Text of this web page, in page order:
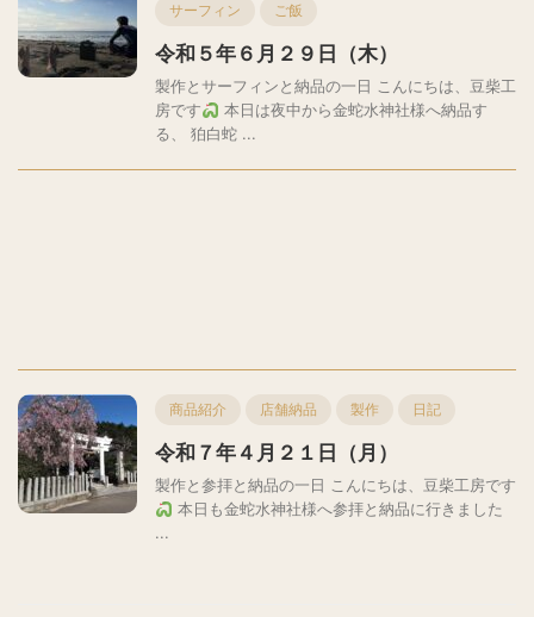
サーフィン ご飯
令和５年６月２９日（木）
製作とサーフィンと納品の一日 こんにちは、豆柴工
房です
本日は夜中から金蛇水神社様へ納品す
る、 狛白蛇 ...
商品紹介 店舗納品 製作 日記
令和７年４月２１日（月）
製作と参拝と納品の一日 こんにちは、豆柴工房です
本日も金蛇水神社様へ参拝と納品に行きました
...